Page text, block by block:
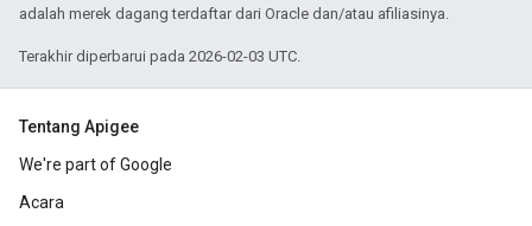
adalah merek dagang terdaftar dari Oracle dan/atau afiliasinya.
Terakhir diperbarui pada 2026-02-03 UTC.
Tentang Apigee
We're part of Google
Acara